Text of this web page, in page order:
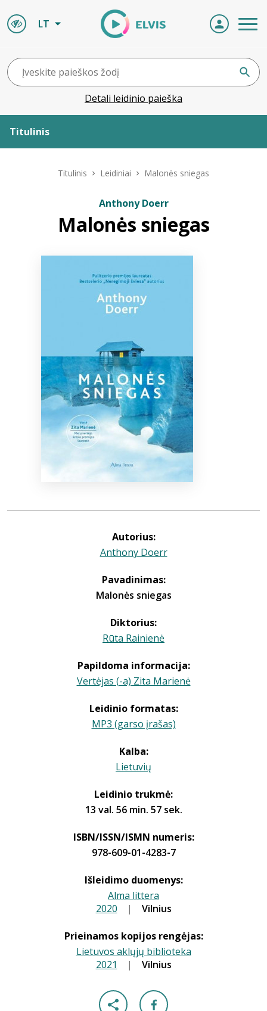
LT
Detali leidinio paieška
Titulinis
ELVIS atvyksta
+370 667 80 541
info@elvislab.lt
Titulinis Leidiniai Malonės sniegas
Anthony Doerr
Malonės sniegas
Autorius:
Anthony Doerr
Pavadinimas:
Malonės sniegas
Diktorius:
Rūta Rainienė
Papildoma informacija:
Vertėjas (-a) Zita Marienė
Leidinio formatas:
MP3 (garso įrašas)
Kalba:
Lietuvių
Leidinio trukmė:
13 val. 56 min. 57 sek.
ISBN/ISSN/ISMN numeris:
978-609-01-4283-7
Išleidimo duomenys:
Alma littera
2020 | Vilnius
Prieinamos kopijos rengėjas:
Lietuvos aklųjų biblioteka
2021 | Vilnius